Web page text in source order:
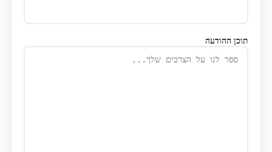
תוכן ההודעה